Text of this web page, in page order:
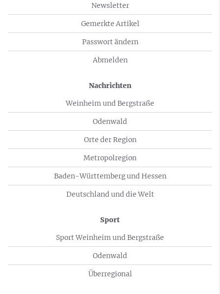
Newsletter
Gemerkte Artikel
Passwort ändern
Abmelden
Nachrichten
Weinheim und Bergstraße
Odenwald
Orte der Region
Metropolregion
Baden-Württemberg und Hessen
Deutschland und die Welt
Sport
Sport Weinheim und Bergstraße
Odenwald
Überregional